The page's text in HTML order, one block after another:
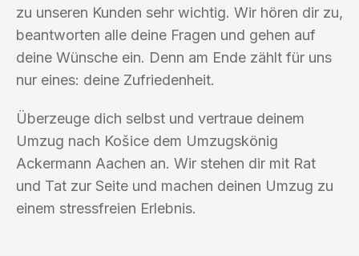
zu unseren Kunden sehr wichtig. Wir hören dir zu,
beantworten alle deine Fragen und gehen auf
deine Wünsche ein. Denn am Ende zählt für uns
nur eines: deine Zufriedenheit.
Überzeuge dich selbst und vertraue deinem
Umzug nach Košice dem Umzugskönig
Ackermann Aachen an. Wir stehen dir mit Rat
und Tat zur Seite und machen deinen Umzug zu
einem stressfreien Erlebnis.